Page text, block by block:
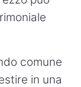
comune
in una